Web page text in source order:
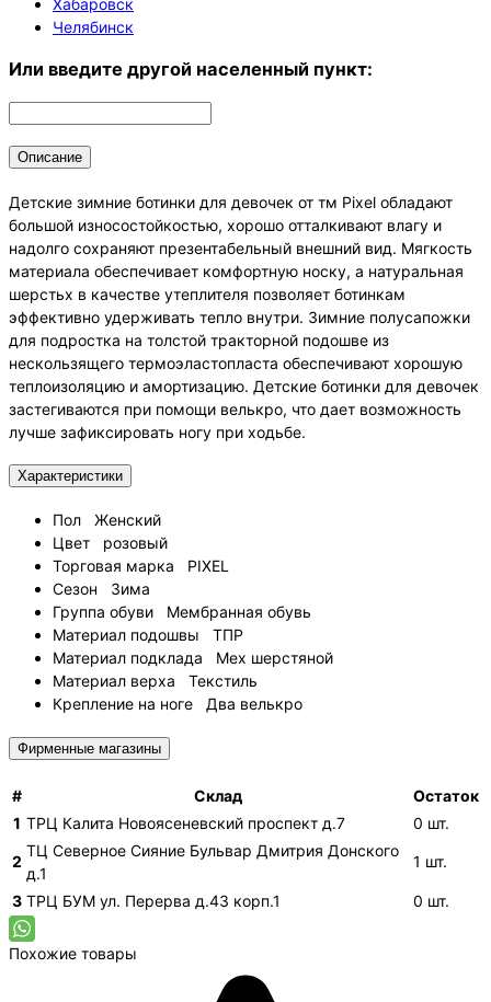
Хабаровск
Челябинск
Или введите другой населенный пункт:
Описание
Детские зимние ботинки для девочек от тм Pixel обладают
большой износостойкостью, хорошо отталкивают влагу и
надолго сохраняют презентабельный внешний вид. Мягкость
материала обеспечивает комфортную носку, а натуральная
шерстьх в качестве утеплителя позволяет ботинкам
эффективно удерживать тепло внутри. Зимние полусапожки
для подростка на толстой тракторной подошве из
нескользящего термоэластопласта обеспечивают хорошую
теплоизоляцию и амортизацию. Детские ботинки для девочек
застегиваются при помощи велькро, что дает возможность
лучше зафиксировать ногу при ходьбе.
Характеристики
Пол
Женский
Цвет
розовый
Торговая марка
PIXEL
Сезон
Зима
Группа обуви
Мембранная обувь
Материал подошвы
ТПР
Материал подклада
Мех шерстяной
Материал верха
Текстиль
Крепление на ноге
Два велькро
Фирменные магазины
# Склад
Остаток
1 ТРЦ Калита Новоясеневский проспект д.7 0 шт.
2
ТЦ Северное Сияние Бульвар Дмитрия Донского
д.1
1 шт.
3 ТРЦ БУМ ул. Перерва д.43 корп.1 0 шт.
Похожие товары